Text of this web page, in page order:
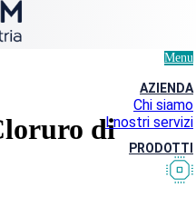
Menu
AZIENDA
Chi siamo
I nostri servizi
PRODOTTI
di